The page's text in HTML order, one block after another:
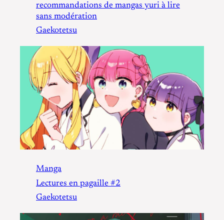
recommandations de mangas yuri à lire
sans modération
Gaekotetsu
Manga
Lectures en pagaille #2
Gaekotetsu